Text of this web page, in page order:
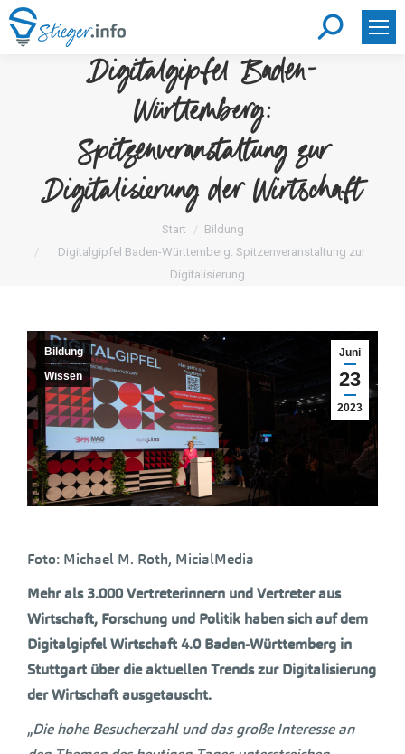
Search:
Digitalgipfel Baden-
Württemberg:
Spitzenveranstaltung zur
Digitalisierung der Wirtschaft
Sie befinden sich hier:Start
Bildung
Digitalgipfel Baden-Württemberg: Spitzenveranstaltung zur
Digitalisierung…
Juni
23
2023
Bildung
Wissen
Foto: Michael M. Roth, MicialMedia
Mehr als 3.000 Vertreterinnern und Vertreter aus
Wirtschaft, Forschung und Politik haben sich auf dem
Digitalgipfel Wirtschaft 4.0 Baden-Württemberg in
Stuttgart über die aktuellen Trends zur Digitalisierung
der Wirtschaft ausgetauscht.
„Die hohe Besucherzahl und das große Interesse an